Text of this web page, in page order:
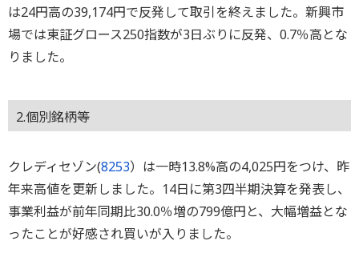
は24円高の39,174円で反発して取引を終えました。新興市
場では東証グロース250指数が3日ぶりに反発、0.7％高とな
りました。
2.個別銘柄等
クレディセゾン(8253）は一時13.8%高の4,025円をつけ、昨
年来高値を更新しました。14日に第3四半期決算を発表し、
事業利益が前年同期比30.0％増の799億円と、大幅増益とな
ったことが好感され買いが入りました。